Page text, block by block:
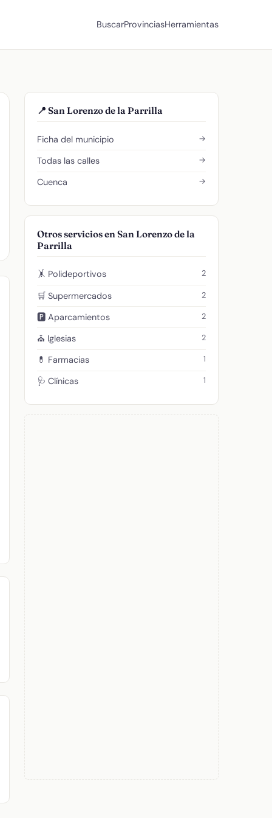
BuscarProvinciasHerramientas
📍 San Lorenzo de la Parrilla
Ficha del municipio →
Todas las calles →
Cuenca →
Otros servicios en San Lorenzo de la
Parrilla
🤸 Polideportivos 2
🛒 Supermercados 2
🅿️ Aparcamientos 2
⛪ Iglesias 2
💊 Farmacias 1
🩺 Clínicas 1